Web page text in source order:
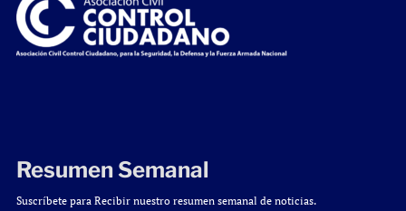
Resumen Semanal
Suscríbete para Recibir nuestro resumen semanal de noticias.